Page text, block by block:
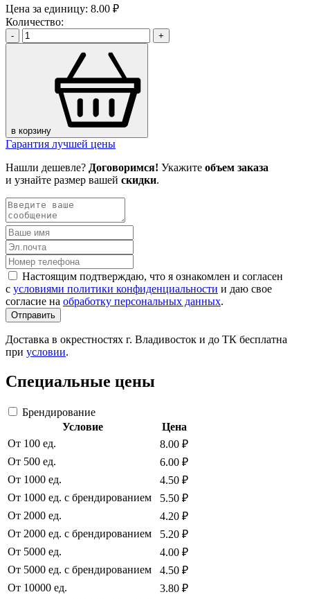
Цена за единицу: 8.00 ₽
Количество:
- +
в корзину
Гарантия лучшей цены
Нашли дешевле? Договоримся! Укажите объем заказа
и узнайте размер вашей скидки.
Настоящим подтверждаю, что я ознакомлен и согласен
с условиями политики конфиденциальности и даю свое
согласие на обработку персональных данных.
Отправить
Доставка в окрестностях г. Владивосток и до ТК бесплатна
при условии.
Специальные цены
Брендирование
Условие
Цена
От 100 ед.
8.00 ₽
От 500 ед.
6.00 ₽
От 1000 ед.
4.50 ₽
От 1000 ед. с брендированием
5.50 ₽
От 2000 ед.
4.20 ₽
От 2000 ед. с брендированием
5.20 ₽
От 5000 ед.
4.00 ₽
От 5000 ед. с брендированием
4.50 ₽
От 10000 ед.
3.80 ₽